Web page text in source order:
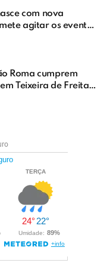
com nova
agitar os eventos
Bahia
Roma cumprem
Teixeira de Freitas
para o Extremo Sul